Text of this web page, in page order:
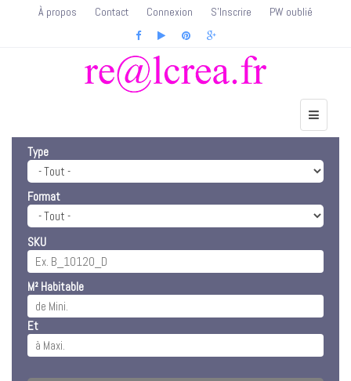
À propos Contact Connexion S'Inscrire PW oublié
Type
Format
SKU
M² Habitable
Et